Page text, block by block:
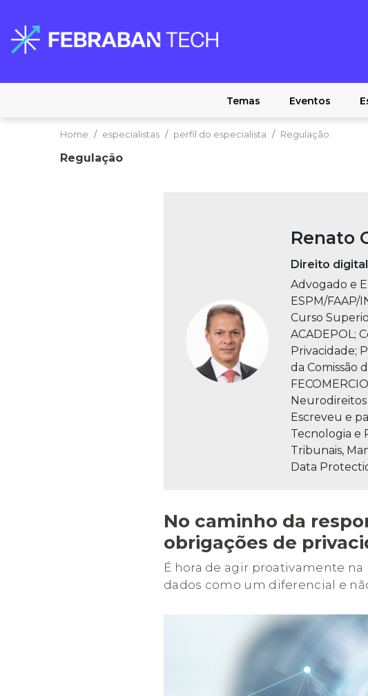
Temas Eventos
Home especialistas perfil do especialista Regulação
Regulação
Renato
Direito
Advogado e
ESPM/FAAP/
Curso
ACADEPOL;
Privacidade;
da Comissão
Neurodireitos
Escreveu e
Tecnologia e
Tribunais,
Data
No caminho da
obrigações de
É hora de agir proativamente
dados como um diferencial e